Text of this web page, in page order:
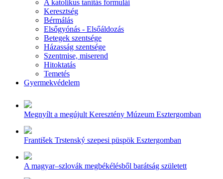
A katolikus tanítás formulái
Keresztség
Bérmálás
Elsőgyónás - Elsőáldozás
Betegek szentsége
Házasság szentsége
Szentmise, miserend
Hitoktatás
Temetés
Gyermekvédelem
Megnyílt a megújult Keresztény Múzeum Esztergomban
František Trstenský szepesi püspök Esztergomban
A magyar–szlovák megbékélésből barátság született